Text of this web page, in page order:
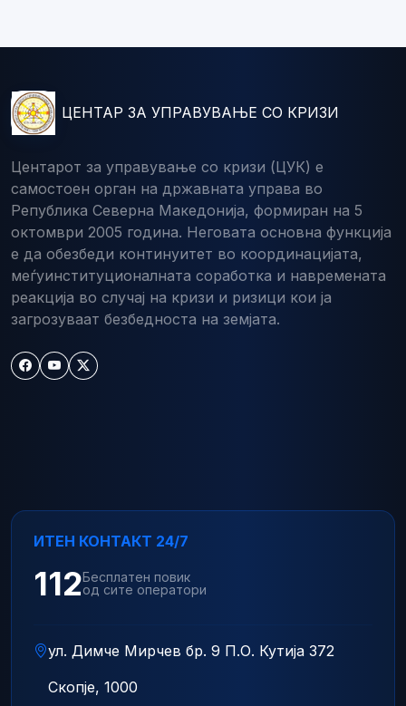
ЦЕНТАР ЗА УПРАВУВАЊЕ СО КРИЗИ
Центарот за управување со кризи (ЦУК) е
самостоен орган на државната управа во
Република Северна Македонија, формиран на 5
октомври 2005 година. Неговата основна функција
е да обезбеди континуитет во координацијата,
меѓуинституционалната соработка и навремената
реакција во случај на кризи и ризици кои ја
загрозуваат безбедноста на земјата.
ИТЕН КОНТАКТ 24/7
112Бесплатен повик
од сите оператори
ул. Димче Мирчев бр. 9 П.О. Кутија 372
Скопје, 1000